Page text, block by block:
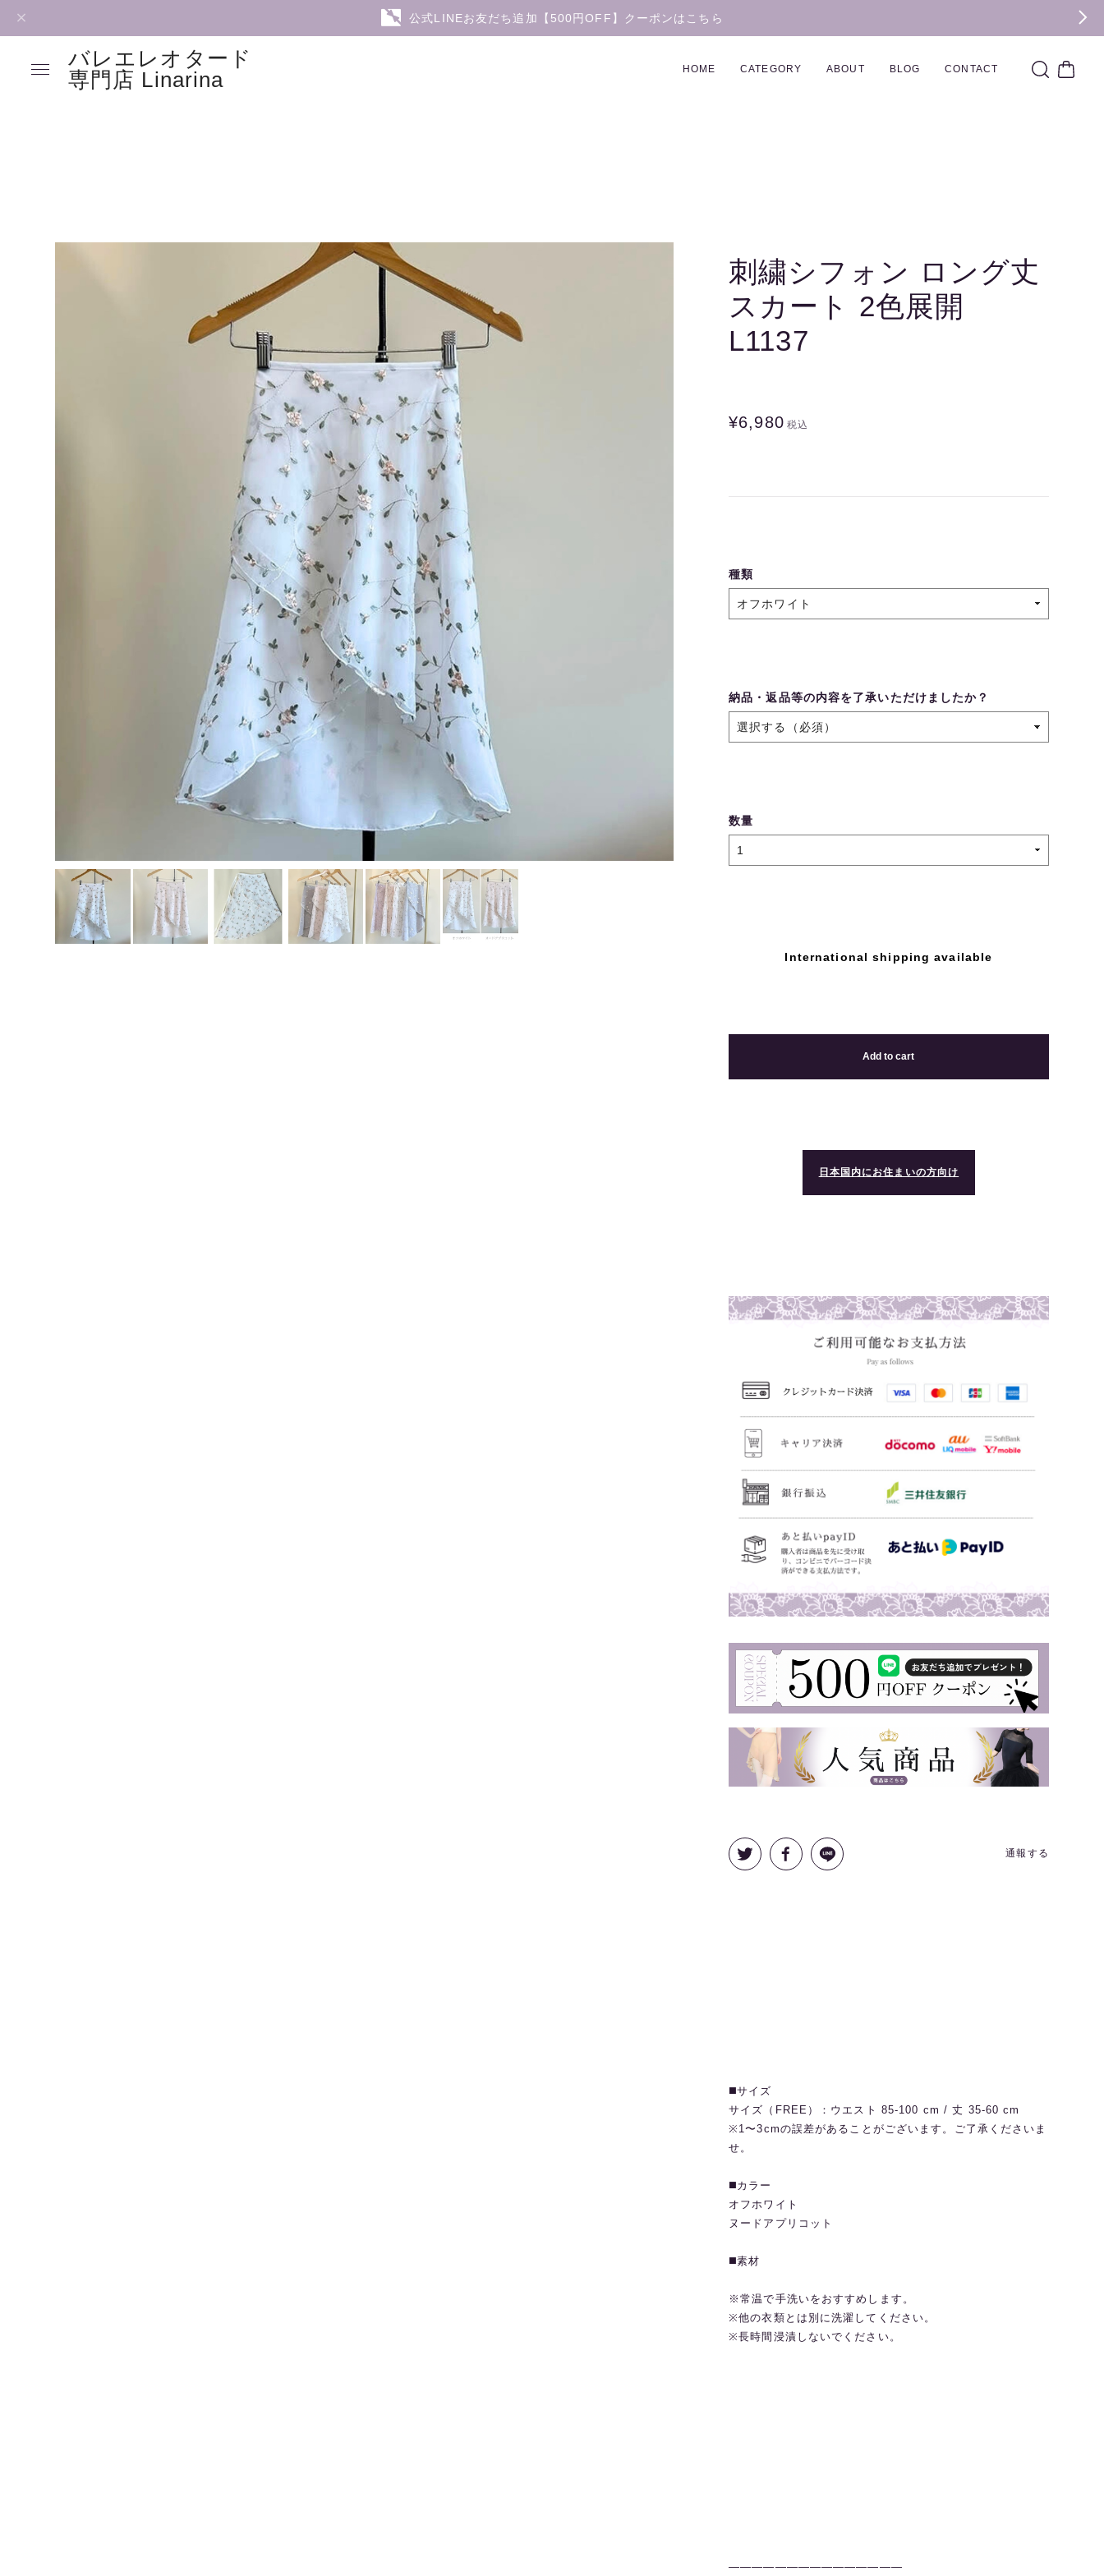
公式LINEお友だち追加【500円OFF】クーポンはこちら
バレエレオタード
専門店 Linarina
HOME CATEGORY ABOUT BLOG CONTACT
刺繍シフォン ロング丈
スカート 2色展開
L1137
¥6,980 税込
種類
納品・返品等の内容を了承いただけましたか？
数量
International shipping available
Add to cart
日本国内にお住まいの方向け
通報する
◼️サイズ
サイズ（FREE）：ウエスト 85-100 cm / 丈 35-60 cm
※1〜3cmの誤差があることがございます。ご了承くださいま
せ。
◼️カラー
オフホワイト
ヌードアプリコット
◼️素材
※常温で手洗いをおすすめします。
※他の衣類とは別に洗濯してください。
※長時間浸漬しないでください。
———————————————